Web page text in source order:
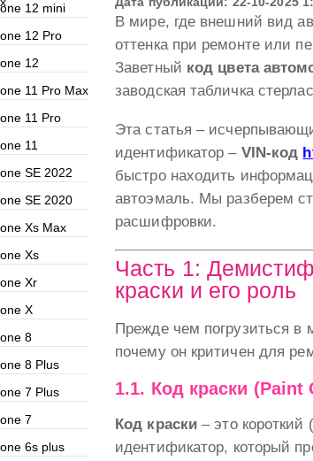
12 mini
12 Pro
12
11 Pro Max
11 Pro
11
SE 2022
SE 2020
Xs Max
Xs
Xr
X
8
8 Plus
7 Plus
7
6s plus
В мире, где внешний вид
оттенка при ремонте или
Заветный код цвета
заводская табличка
Эта статья –
идентификатор – VIN-код
быстро находить
автоэмаль. Мы разберем
расшифровки.
Часть 1:
краски и его роль
Прежде чем погрузиться в
почему он критичен для
1.1. Код краски (Paint
Код краски – это
идентификатор, который